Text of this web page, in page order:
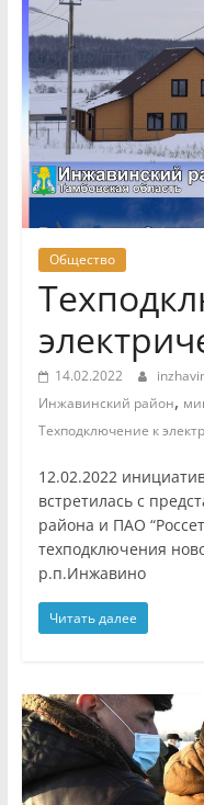
Общество
14.02.2022
Инжавинский район,
Техподключение к
12.02.2022
встретилась с
района и ПАО
техподключения
р.п.Инжавино
Читать далее